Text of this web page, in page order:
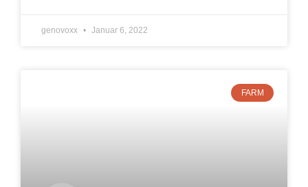
genovoxx Januar 6, 2022
FARM